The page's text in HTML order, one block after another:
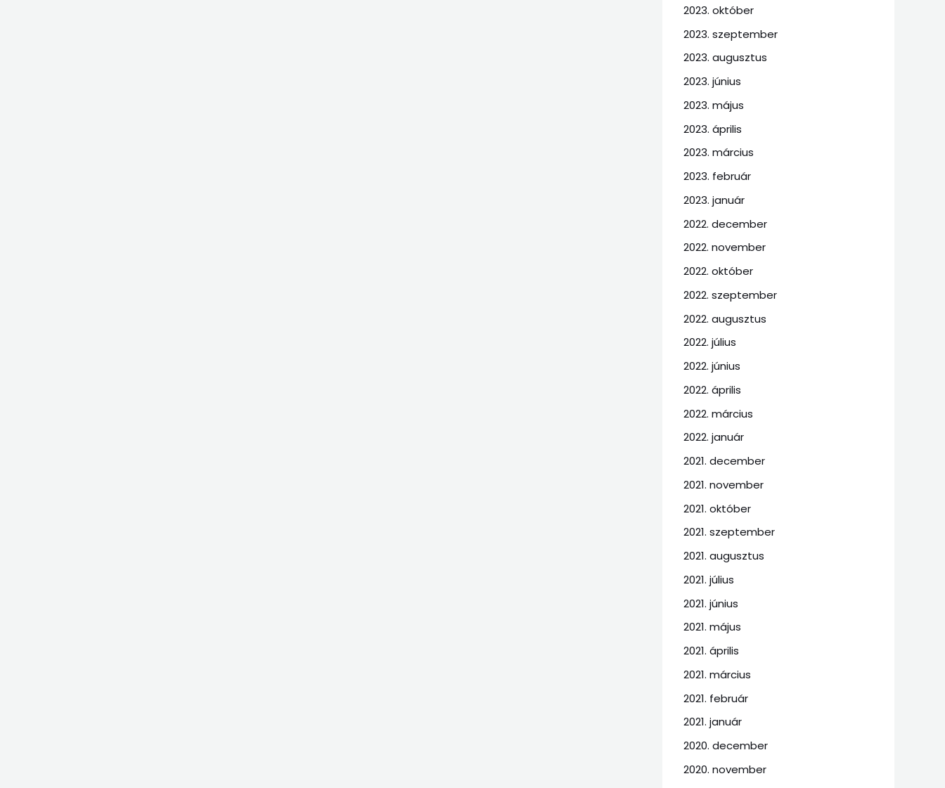
2023. október
2023. szeptember
2023. augusztus
2023. június
2023. május
2023. április
2023. március
2023. február
2023. január
2022. december
2022. november
2022. október
2022. szeptember
2022. augusztus
2022. július
2022. június
2022. április
2022. március
2022. január
2021. december
2021. november
2021. október
2021. szeptember
2021. augusztus
2021. július
2021. június
2021. május
2021. április
2021. március
2021. február
2021. január
2020. december
2020. november